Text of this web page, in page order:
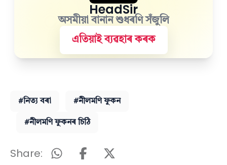
HeadSir
অসমীয়া বানান শুধৰণি সঁজুলি
এতিয়াই ব্যৱহাৰ কৰক
#নিত্য বৰা #নীলমণি ফুকন
#নীলমণি ফুকনৰ চিঠি
Share: